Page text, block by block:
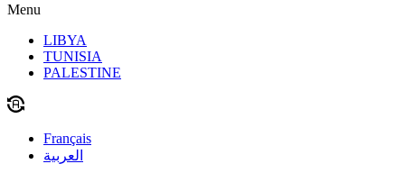
Menu
LIBYA
TUNISIA
PALESTINE
Français
العربية